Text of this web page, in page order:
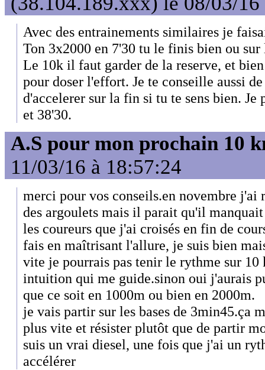
Avec des entrainements similaires je
Ton 3x2000 en 7'30 tu le finis bien ou sur
Le 10k il faut garder de la reserve, et
pour doser l'effort. Je te conseille aussi
d'accelerer sur la fin si tu te sens bien. Je
et 38'30.
A.S pour mon prochain 10
11/03/16 à 18:57:24
merci pour vos conseils.en novembre j'ai
des argoulets mais il parait qu'il
les coureurs que j'ai croisés en fin de
fais en maîtrisant l'allure, je suis bien
vite je pourrais pas tenir le rythme sur 10
intuition qui me guide.sinon oui j'aurais
que ce soit en 1000m ou bien en 2000m.
je vais partir sur les bases de 3min45.ça
plus vite et résister plutôt que de partir
suis un vrai diesel, une fois que j'ai un
accélérer